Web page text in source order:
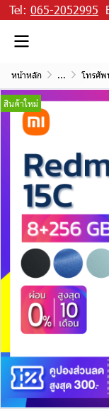
Tel: 065-2052995
หน้าหลัก ... โทรศั
สินค้าใหม่